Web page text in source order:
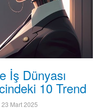
İş Dünyası
10 Trend
23 Mart 2025